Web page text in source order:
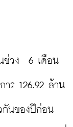
ช่วง  6 เดือน
าร 126.92 ล้าน
กันของปีก่อน